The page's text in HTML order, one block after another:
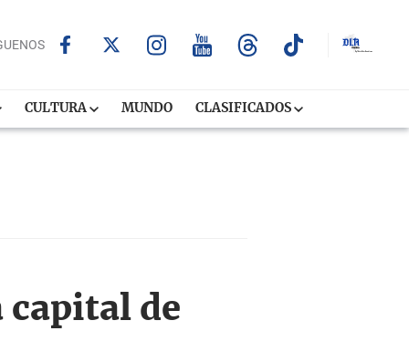
CULTURA MUNDO CLASIFICADOS
capital de